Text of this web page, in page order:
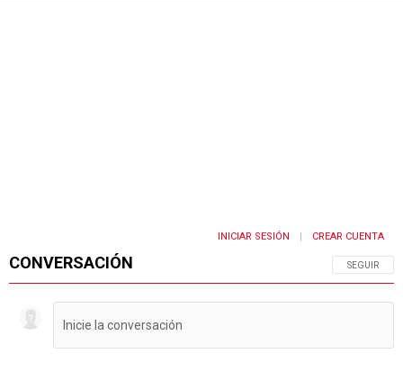
CONVERSACIÓN SIGA ESTA
SEGUIR
INICIAR SESIÓN CREAR CUENTA